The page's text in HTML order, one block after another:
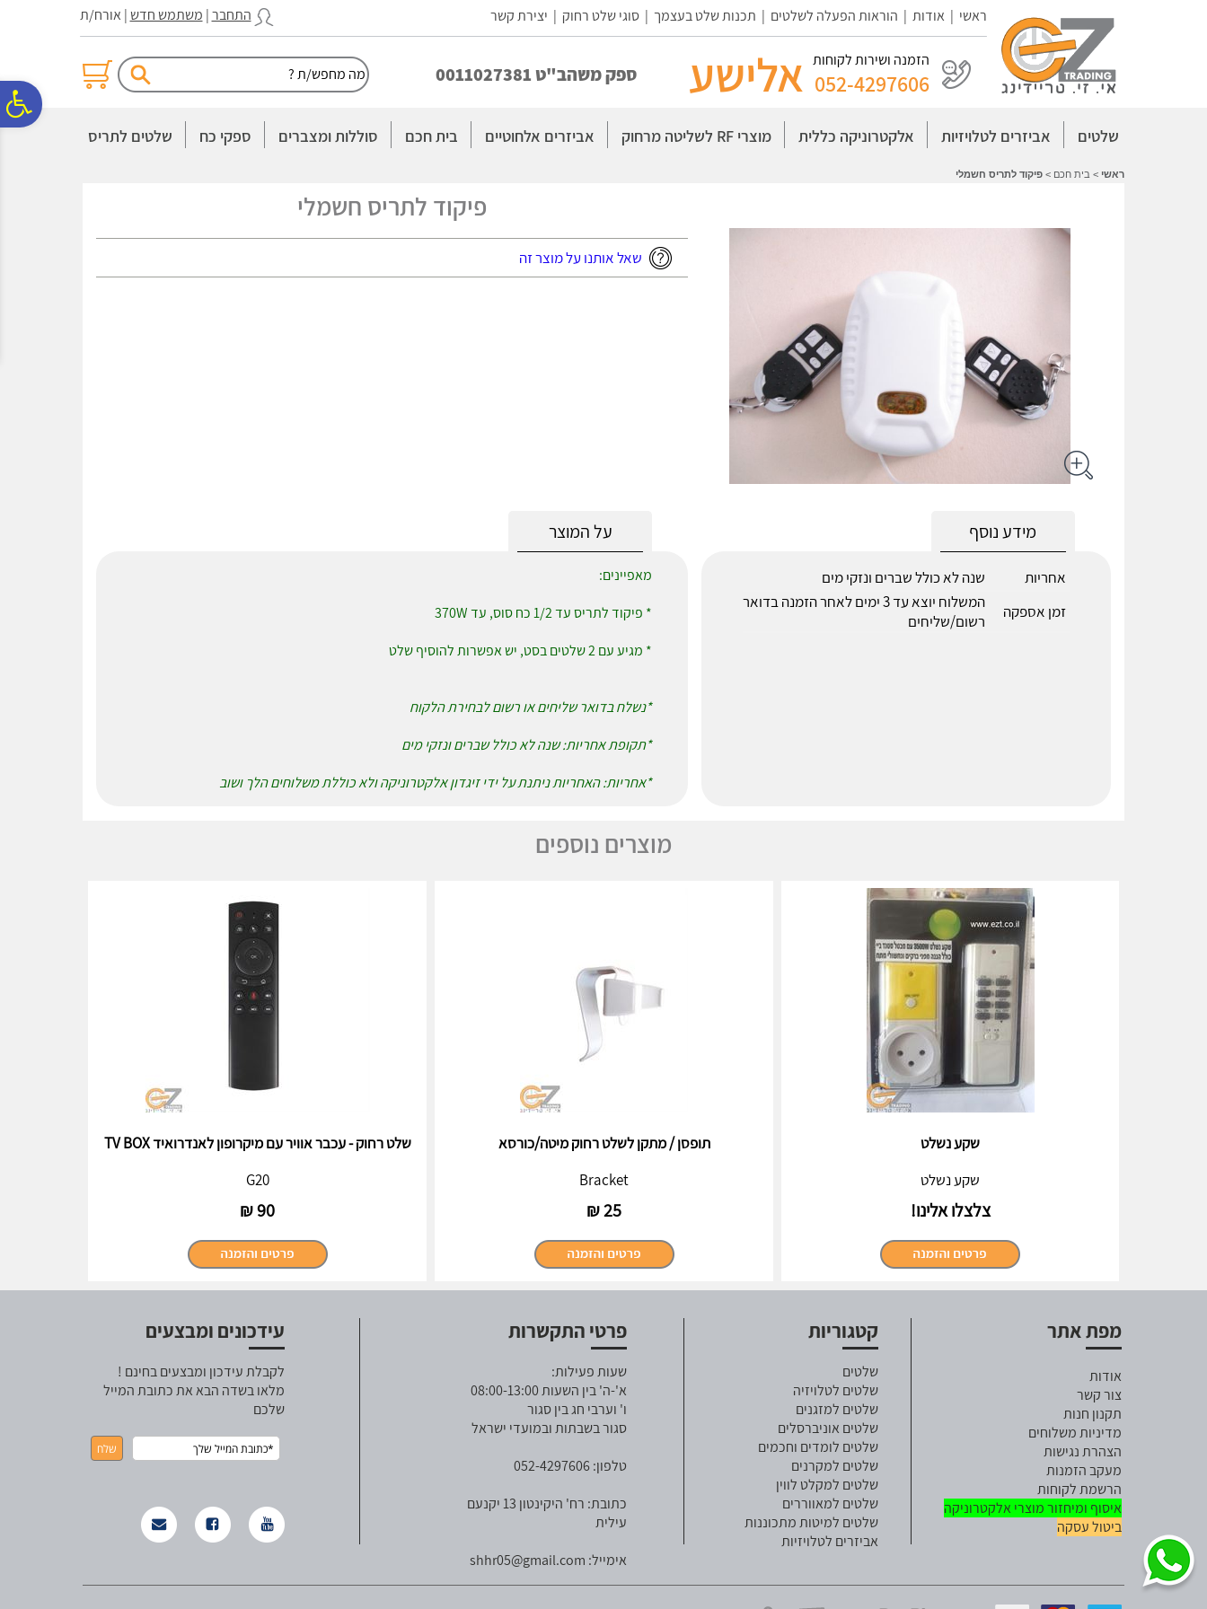
נגישות
אתר
המרכזי
ראשי | אודות | הוראות הפעלה לשלטים | תכנות שלט בעצמך |סוגי שלט רחוק | יצירת קשר התחבר| משתמש חדש| אורח/ת
הזמנה ושירות לקוחות
052-4297606 אלישע ספק משהב"ט 0011027381
שלטים אביזרים לטלויזיות אלקטרוניקה כללית מוצרי RF לשליטה מרחוק אביזרים אלחוטיים בית חכם סוללות ומצברים ספקי כח שלטים לתריס
ראשי > בית חכם > פיקוד לתריס חשמלי
פיקוד לתריס חשמלי
שאל אותנו על מוצר זה
על המוצר
מאפיינים:
* פיקוד לתריס עד 1/2 כח סוס, עד 370W
* מגיע עם 2 שלטים בסט, יש אפשרות להוסיף שלט
*נשלח בדואר שליחים או רשום לבחירת הלקוח
*תקופת אחריות: שנה לא כולל שברים ונזקי מים
*אחריות: האחריות ניתנת על ידי זיגדון אלקטרוניקה ולא כוללת משלוחים הלך ושוב
מידע נוסף
אחריות
שנה לא כולל שברים ונזקי מים
זמן אספקה
המשלוח יוצא עד 3 ימים לאחר הזמנה בדואר
רשום/שליחים
מוצרים נוספים
שקע נשלט
שקע נשלט
צלצלו אלינו!
תופסן / מתקן לשלט רחוק מיטה/כורסא
Bracket
25
₪
שלט רחוק - עכבר אוויר עם מיקרופון לאנדרואיד TV BOX
G20
90
₪
מפת אתר
אודות
צור קשר
תקנון חנות
מדיניות משלוחים
הצהרת נגישות
מעקב הזמנות
הרשמת לקוחות
איסוף ומיחזור מוצרי אלקטרוניקה
ביטול עסקה
קטגוריות
שלטים
שלטים לטלויזיה
שלטים למזגנים
שלטים אוניברסלים
שלטים לומדים וחכמים
שלטים למקרנים
שלטים למקלט לווין
שלטים למאווררים
שלטים למיטות מתכוננות
אביזרים לטלויזיות
פרטי התקשרות
שעות פעילות:
א'-ה' בין השעות 08:00-13:00
ו' וערבי חג בין סגור
סגור בשבתות ובמועדי ישראל
טלפון: 052-4297606
כתובת: רח' היקינטון 13 יקנעם
עילית
אימייל: shhr05@gmail.com
עידכונים ומבצעים
לקבלת עידכון ומבצעים בחינם !
מלאו בשדה הבא את כתובת המייל
שלכם